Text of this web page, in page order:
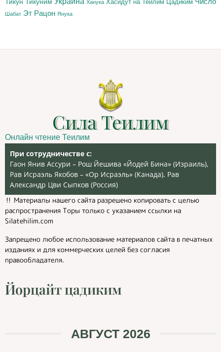
Тикун Тикуним Ханука Хасидут на Теилим Цадиким Число
Шабат Эт Рацон Янука
Сила Теилим
Онлайн чтение Теилим
При сотрудничестве с:
Гаон Янив Ассури – Рош Йешива «Йодей Бина» (Израиль),
Рав Исраэль Якобов – «Ор Исраэль» (Канада), Рав
Александр Цви Сыпков (Россия)
‼️ Материалы нашего сайта разрешено копировать с целью
распространения Торы только с указанием ссылки на
Silatehilim.com
Запрещено любое использование материалов сайта в печатных
изданиях и для коммерческих целей без согласия
правообладателя.
Йорцайт цадиким
АВГУСТ 2026